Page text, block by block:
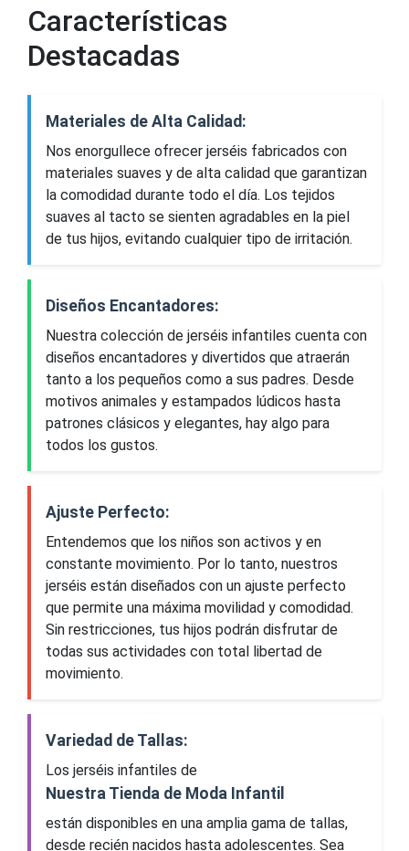
Características
Destacadas
Materiales de Alta Calidad:
Nos enorgullece ofrecer jerséis fabricados con
materiales suaves y de alta calidad que garantizan
la comodidad durante todo el día. Los tejidos
suaves al tacto se sienten agradables en la piel
de tus hijos, evitando cualquier tipo de irritación.
Diseños Encantadores:
Nuestra colección de jerséis infantiles cuenta con
diseños encantadores y divertidos que atraerán
tanto a los pequeños como a sus padres. Desde
motivos animales y estampados lúdicos hasta
patrones clásicos y elegantes, hay algo para
todos los gustos.
Ajuste Perfecto:
Entendemos que los niños son activos y en
constante movimiento. Por lo tanto, nuestros
jerséis están diseñados con un ajuste perfecto
que permite una máxima movilidad y comodidad.
Sin restricciones, tus hijos podrán disfrutar de
todas sus actividades con total libertad de
movimiento.
Variedad de Tallas:
Los jerséis infantiles de
Nuestra Tienda de Moda Infantil
están disponibles en una amplia gama de tallas,
desde recién nacidos hasta adolescentes. Sea